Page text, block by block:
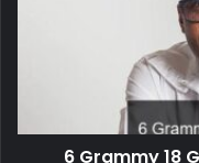
6 Grammy 18